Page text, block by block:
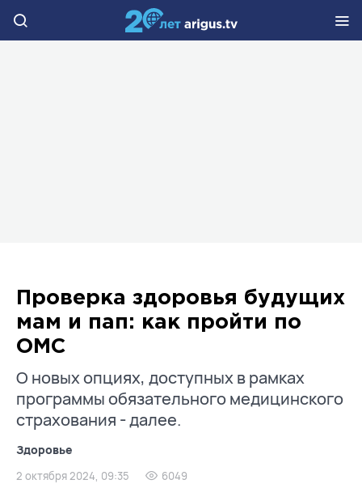
Проверка здоровья будущих
мам и пап: как пройти по
ОМС
О новых опциях, доступных в рамках
программы обязательного медицинского
страхования - далее.
Здоровье
2 октября 2024, 09:35 6049